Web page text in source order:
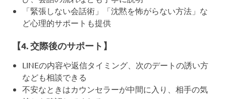
「緊張しない会話術」「沈黙を怖がらない方法」な
ど心理的サポートも提供
【4. 交際後のサポート】
LINEの内容や返信タイミング、次のデートの誘い方
なども相談できる
不安なときはカウンセラーが中間に入り、相手の気